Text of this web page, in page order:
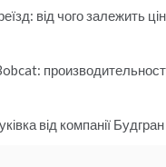
від чого залежить
від компанії Будгран